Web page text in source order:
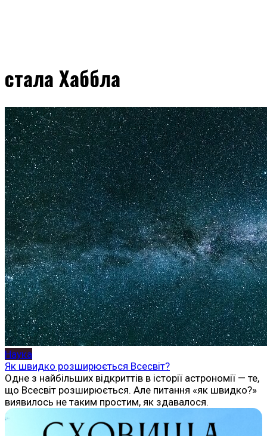
стала Хаббла
Наука
Як швидко розширюється Всесвіт?
Одне з найбільших відкриттів в історії астрономії — те,
що Всесвіт розширюється. Але питання «як швидко?»
виявилось не таким простим, як здавалося.